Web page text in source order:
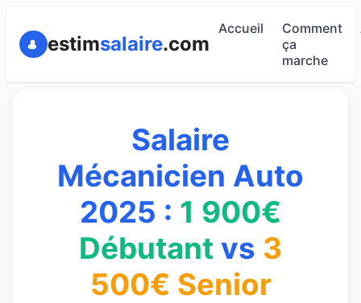
estimsalaire.com
Accueil
Comment
ça
marche
Salaire
Mécanicien Auto
2025 : 1 900€
Débutant vs 3
500€ Senior